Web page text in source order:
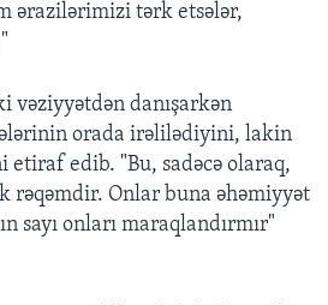
ərazilərimizi tərk etsələr,
vəziyyətdən danışarkən
orada irəlilədiyini, lakin
edib. "Bu, sadəcə olaraq,
rəqəmdir. Onlar buna əhəmiyyət
sayı onları maraqlandırmır"